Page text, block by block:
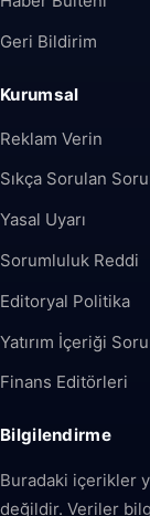
Geri Bildirim
Kurumsal
Reklam Verin
Sıkça Sorulan
Yasal Uyarı
Sorumluluk Reddi
Editoryal Politika
Yatırım İçeriği
Finans Editörleri
Bilgilendirme
Buradaki içerikler
değildir. Veriler